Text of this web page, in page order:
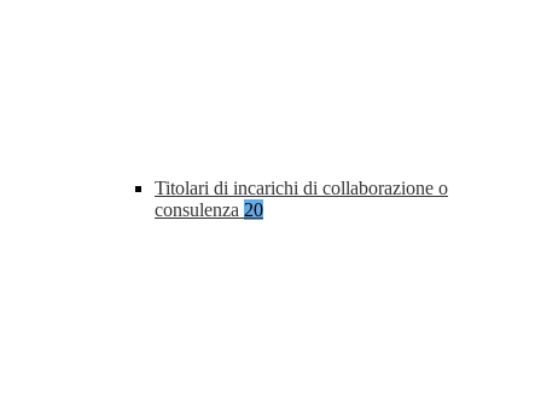
Titolari di incarichi di collaborazione o
consulenza 20